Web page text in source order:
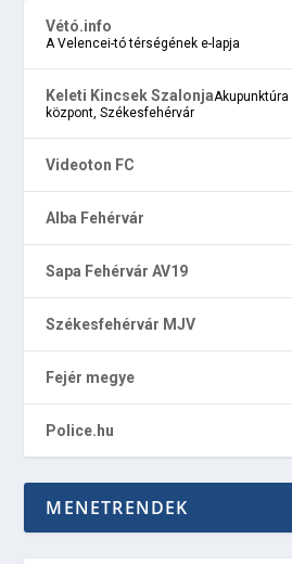
Vétó.info
A Velencei-tó térségének e-lapja
Keleti Kincsek Szalonja
központ, Székesfehérvár
Videoton FC
Alba Fehérvár
Sapa Fehérvár AV19
Székesfehérvár MJV
Fejér megye
Police.hu
MENETRENDEK